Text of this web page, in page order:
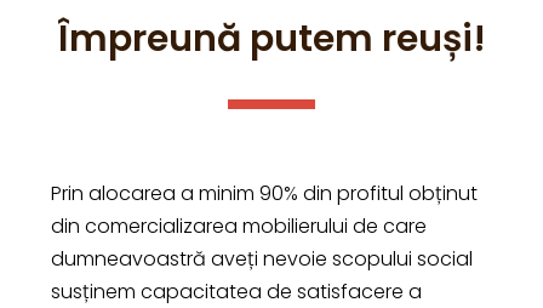
Împreună putem reuși!
Prin alocarea a minim 90% din profitul obținut
din comercializarea mobilierului de care
dumneavoastră aveți nevoie scopului social
susținem capacitatea de satisfacere a